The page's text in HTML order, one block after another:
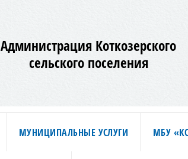
Администрация Коткозерского
сельского поселения
МУНИЦИПАЛЬНЫЕ УСЛУГИ МБУ